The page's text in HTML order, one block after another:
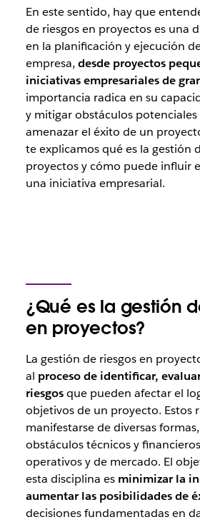
En este sentido, hay que
de riesgos en proyectos es una
en la planificación y ejecución
empresa, desde proyectos
iniciativas empresariales de
importancia radica en su
y mitigar obstáculos
amenazar el éxito de un
te explicamos qué es la gestión
proyectos y cómo puede influir
una iniciativa empresarial.
¿Qué es la gestión
en proyectos?
La gestión de riesgos en
al proceso de identificar,
riesgosque pueden afectar el
objetivos de un proyecto. Estos
manifestarse de diversas
obstáculos técnicos y
operativos y de mercado. El
esta disciplina es minimizar la
aumentar las posibilidades de
decisiones fundamentadas en